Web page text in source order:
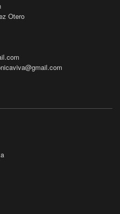
Otero